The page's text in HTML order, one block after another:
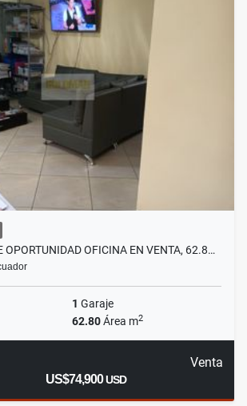
OPORTUNIDAD OFICINA EN VENTA, 62.8…
1 Garaje
62.80Área m2
Venta
US$74,900USD